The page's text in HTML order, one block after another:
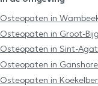
Osteopaten in
Osteopaten in Groot-
Osteopaten in Sint-
Osteopaten in
Osteopaten in